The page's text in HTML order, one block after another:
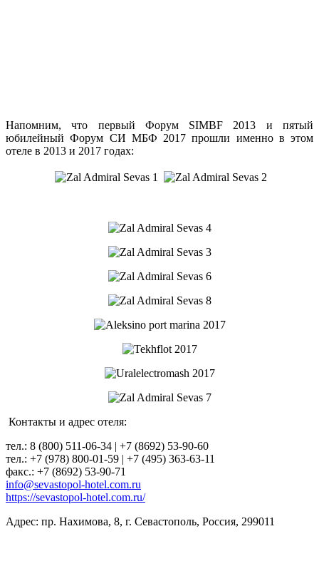
Напомним, что первый Форум SIMBF 2013 и пятый
юбилейный Форум СИ МБФ 2017 прошли именно в этом
отеле в 2013 и 2017 годах:
Контакты и адрес отеля:
тел.: 8 (800) 511-06-34 | +7 (8692) 53-90-60
тел.: +7 (978) 800-01-59 | +7 (495) 363-63-11
факс.: +7 (8692) 53-90-71
info@sevastopol-hotel.com.ru
https://sevastopol-hotel.com.ru/
Адрес: пр. Нахимова, 8, г. Севастополь, Россия, 299011